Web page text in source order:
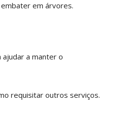
em árvores.
ajudar a manter o
requisitar outros serviços.